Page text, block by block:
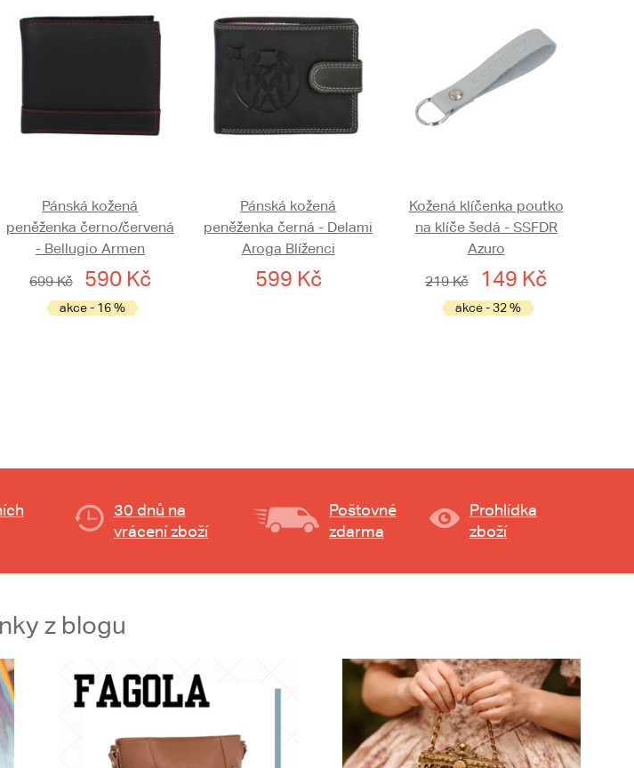
Pánská kožená
peněženka černo/červená
- Bellugio Armen
699 Kč
590 Kč
akce - 16 %
Pánská kožená
peněženka černá - Delami
Aroga Blíženci
599 Kč
Kožená klíčenka poutko
na klíče šedá - SSFDR
Azuro
219 Kč
149 Kč
akce - 32 %
30 dnů na
vrácení zboží
Poštovné
zdarma
Prohlídka
zboží
z blogu